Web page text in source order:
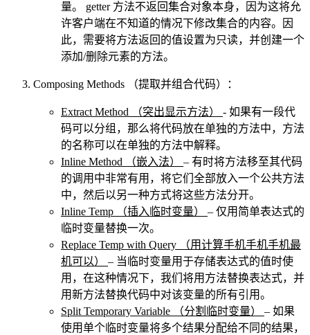
量。 getter 方法不返回集合对象本身，因为这将允
许客户端在不知道的情况下修改集合的内容。因
此，需要将方法返回的值设置为只读，并创建一个
添加/删除元素的方法。
Composing Methods （提取并组合代码）：
Extract Method （突出显示方法） - 如果有一段代
码可以分组，那么将代码放在单独的方法中，方法
的名称可以在单独的方法中解释。
Inline Method （嵌入法） – 有时将方法移至其代码
的调用中非常有用，将它们全部放入一个公共方法
中，然后以另一种方式将这些方法分开。
Inline Temp （插入临时变量） – 仅用简单表达式的
临时变量替换一次。
Replace Temp with Query （用计算手机手机手机最
机可以） – 当临时变量用于存储表达式的值时使
用，在这种情况下，我们将用方法替换表达式，并
用新方法替换代码中对该变量的所有引用。
Split Temporary Variable （分割临时变量） – 如果
使用单个临时变量将多个结果分配给不同的结果，